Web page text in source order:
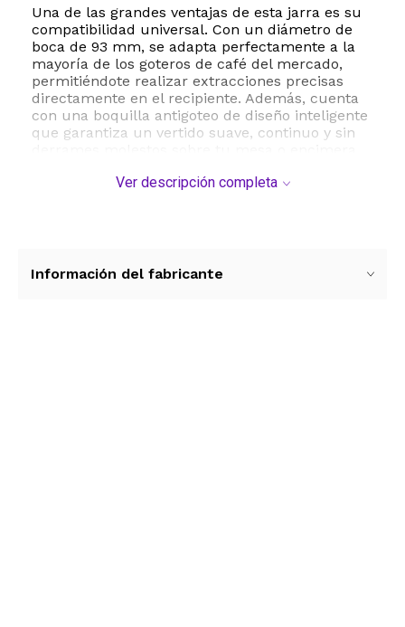
Una de las grandes ventajas de esta jarra es su
compatibilidad universal. Con un diámetro de
boca de 93 mm, se adapta perfectamente a la
mayoría de los goteros de café del mercado,
permitiéndote realizar extracciones precisas
directamente en el recipiente. Además, cuenta
con una boquilla antigoteo de diseño inteligente
que garantiza un vertido suave, continuo y sin
ofrecer un agarre cómodo y seguro, evitando
posee un acabado único y una resistencia
Ver descripción completa
Información del fabricante